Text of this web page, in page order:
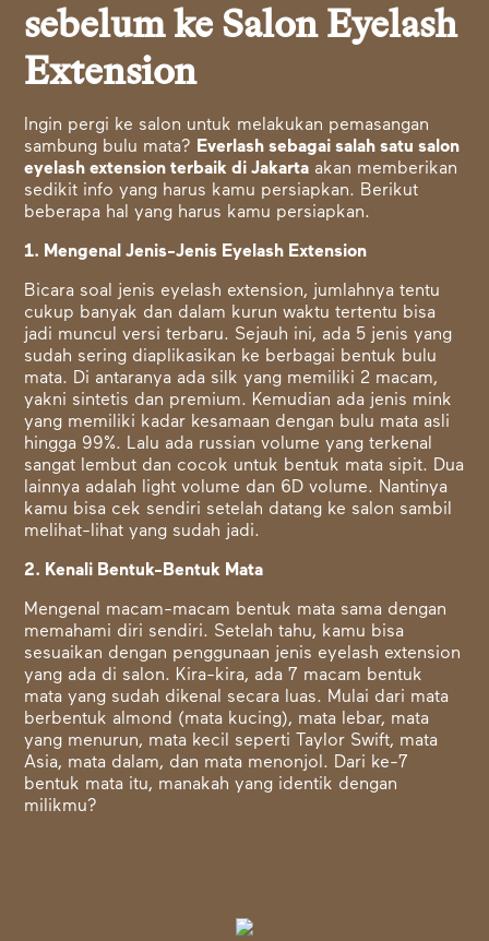
sebelum ke Salon Eyelash
Extension
Ingin pergi ke salon untuk melakukan pemasangan
sambung bulu mata? Everlash sebagai salah satu salon
eyelash extension terbaik di Jakarta akan memberikan
sedikit info yang harus kamu persiapkan. Berikut
beberapa hal yang harus kamu persiapkan.
1. Mengenal Jenis-Jenis Eyelash Extension
Bicara soal jenis eyelash extension, jumlahnya tentu
cukup banyak dan dalam kurun waktu tertentu bisa
jadi muncul versi terbaru. Sejauh ini, ada 5 jenis yang
sudah sering diaplikasikan ke berbagai bentuk bulu
mata. Di antaranya ada silk yang memiliki 2 macam,
yakni sintetis dan premium. Kemudian ada jenis mink
yang memiliki kadar kesamaan dengan bulu mata asli
hingga 99%. Lalu ada russian volume yang terkenal
sangat lembut dan cocok untuk bentuk mata sipit. Dua
lainnya adalah light volume dan 6D volume. Nantinya
kamu bisa cek sendiri setelah datang ke salon sambil
melihat-lihat yang sudah jadi.
2. Kenali Bentuk-Bentuk Mata
Mengenal macam-macam bentuk mata sama dengan
memahami diri sendiri. Setelah tahu, kamu bisa
sesuaikan dengan penggunaan jenis eyelash extension
yang ada di salon. Kira-kira, ada 7 macam bentuk
mata yang sudah dikenal secara luas. Mulai dari mata
berbentuk almond (mata kucing), mata lebar, mata
yang menurun, mata kecil seperti Taylor Swift, mata
Asia, mata dalam, dan mata menonjol. Dari ke-7
bentuk mata itu, manakah yang identik dengan
milikmu?